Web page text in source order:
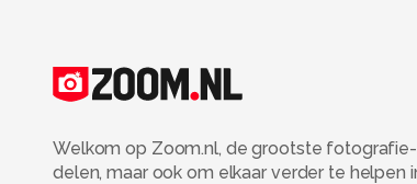
Welkom op Zoom.nl, de grootste
delen, maar ook om elkaar verder te